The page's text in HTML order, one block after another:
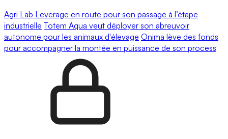
Agri Lab Leverage en route pour son passage à l’étape
industrielle Totem Aqua veut déployer son abreuvoir
autonome pour les animaux d'élevage Onima lève des fonds
pour accompagner la montée en puissance de son process